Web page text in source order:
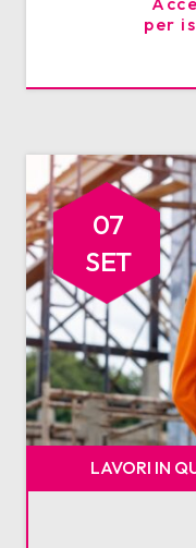
per
07
SET
LAVORI IN